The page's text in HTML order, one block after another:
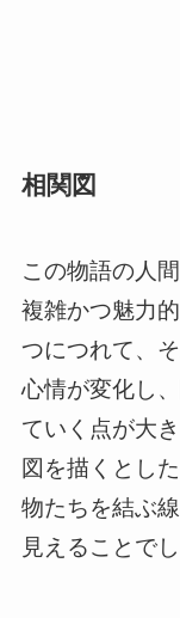
相関図
この物語の人
複雑かつ魅力
つにつれて、
心情が変化し
ていく点が大
図を描くとし
物たちを結ぶ
見えることでし